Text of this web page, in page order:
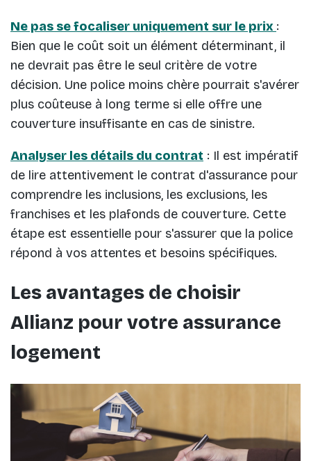
Ne pas se focaliser uniquement sur le prix :
Bien que le coût soit un élément déterminant, il
ne devrait pas être le seul critère de votre
décision. Une police moins chère pourrait s'avérer
plus coûteuse à long terme si elle offre une
couverture insuffisante en cas de sinistre.
Analyser les détails du contrat : Il est impératif
de lire attentivement le contrat d'assurance pour
comprendre les inclusions, les exclusions, les
franchises et les plafonds de couverture. Cette
étape est essentielle pour s'assurer que la police
répond à vos attentes et besoins spécifiques.
Les avantages de choisir
Allianz pour votre assurance
logement